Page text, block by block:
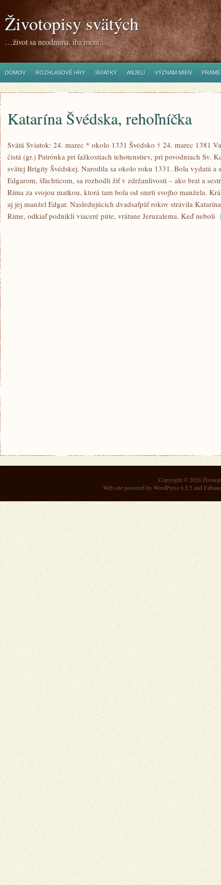
Životopisy svätých
…život sa neodníma, iba mení…
DOMOV ROZHLASOVÉ HRY SVIATKY ANJELI VÝZNAM MIEN
Katarína Švédska, rehoľníčka
Svätá Sviatok: 24. marec * okolo 1331 Švédsko † 24. marec 1381
čistá (gr.) Patrónka pri ťažkostiach tehotenstiev, pri povodniach Sv.
svätej Brigity Švédskej. Narodila sa okolo roku 1331. Bola vydatá a
Edgarom, šľachticom, sa rozhodli žiť v zdržanlivosti – ako brat a
Ríma za svojou matkou, ktorá tam bola od smrti svojho manžela.
aj jej manžel Edgar. Nasledujúcich dvadsaťpäť rokov strávila
Ríme, odkiaľ podnikli viaceré púte, vrátane Jeruzalema. Keď neboli
Copyright © 2026
Web site powered byWordPress 6.5.5 and